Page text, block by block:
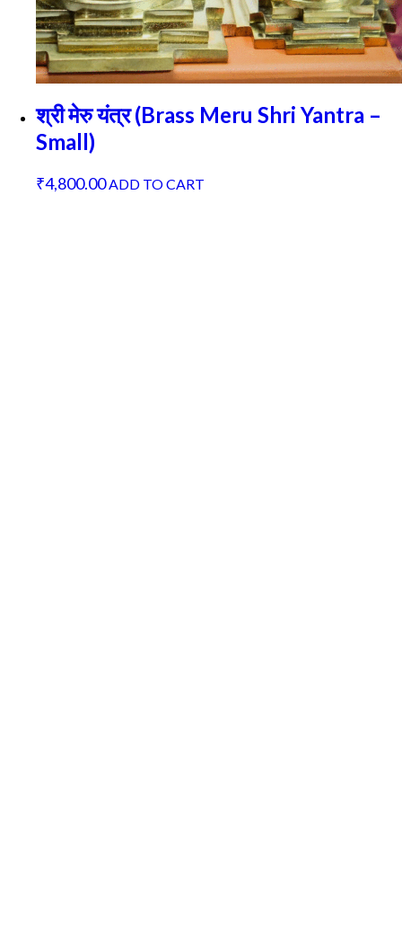
श्री मेरु यंत्र (Brass Meru Shri Yantra –
Small)
₹4,800.00 ADD TO CART